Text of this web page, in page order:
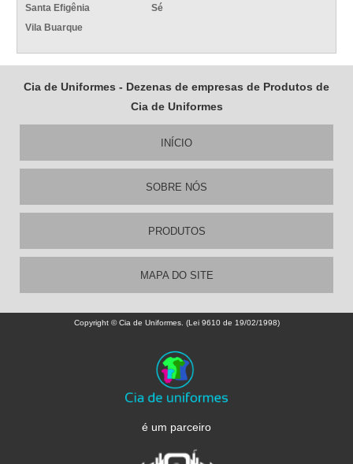
Santa Efigênia
Sé
Vila Buarque
Cia de Uniformes - Dezenas de empresas de Produtos de
Cia de Uniformes
INÍCIO
SOBRE NÓS
PRODUTOS
MAPA DO SITE
Copyright © Cia de Uniformes. (Lei 9610 de 19/02/1998)
é um parceiro